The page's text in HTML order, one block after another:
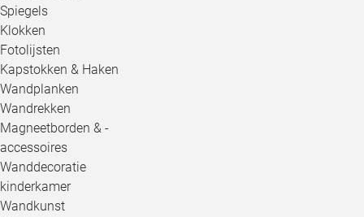
Spiegels
Klokken
Fotolijsten
Kapstokken & Haken
Wandplanken
Wandrekken
Magneetborden & -
accessoires
Wanddecoratie
kinderkamer
Wandkunst